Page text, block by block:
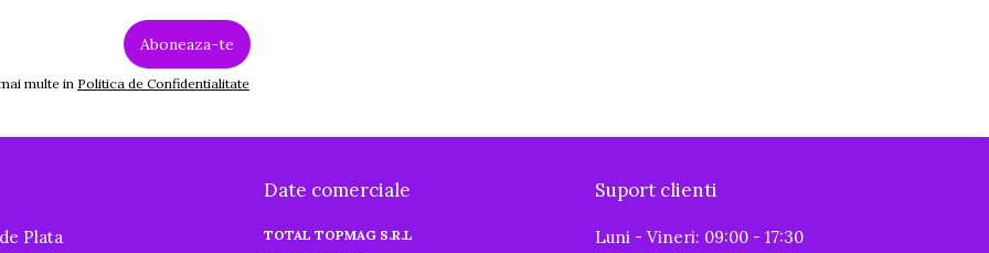
multe in Politica de Confidentialitate
Plata
Date comerciale
TOTAL TOPMAG S.R.L
Suport clienti
Luni - Vineri: 09:00 - 17:30